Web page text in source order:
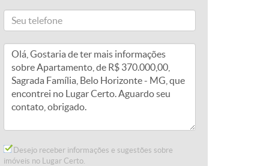
Desejo receber informações e sugestões sobre
imóveis no Lugar Certo.